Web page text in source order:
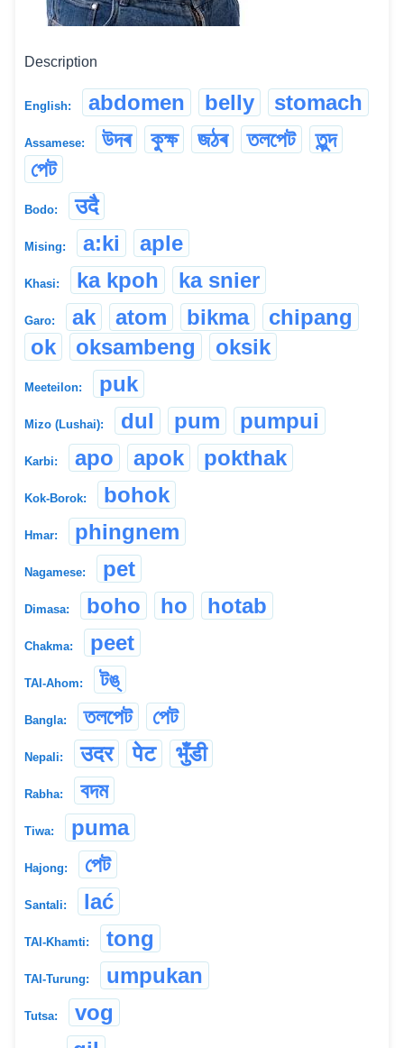
Description
English: abdomen belly stomach
Assamese: উদৰ কুক্ষ জঠৰ তলপেট
তুন্দ
পেট
Bodo: उदै
Mising: a:ki aple
Khasi: ka kpoh ka snier
Garo: ak atom bikma
chipang
ok
oksambeng oksik
Meeteilon: puk
Mizo (Lushai): dul pum pumpui
Karbi: apo apok pokthak
Kok-Borok: bohok
Hmar: phingnem
Nagamese: pet
Dimasa: boho ho hotab
Chakma: peet
TAI-Ahom: টঙ্
Bangla: তলপেট পেট
Nepali: उदर पेट भुँडी
Rabha: বদম
Tiwa: puma
Hajong: পেট
Santali: lać
TAI-Khamti: tong
TAI-Turung: umpukan
Tutsa: vog